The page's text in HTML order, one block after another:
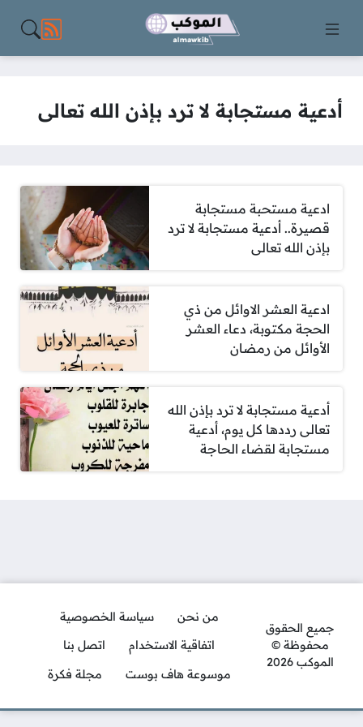
مواقع
أدعية مستجابة لا ترد بإذن الله تعالى
ادعية مستحبة مستجابة
قصيرة.. أدعية مستجابة لا ترد
بإذن الله تعالى
ادعية العشر الاوائل من ذي
الحجة مكتوبة، دعاء العشر
الأوائل من رمضان
أدعية مستجابة لا ترد بإذن الله
تعالى رددها كل يوم، أدعية
مستجابة لقضاء الحاجة
جميع الحقوق
محفوظة ©
الموكب 2026
من نحن
سياسة الخصوصية
اتفاقية الاستخدام
اتصل بنا
موسوعة هاف بوست
مجلة فكرة